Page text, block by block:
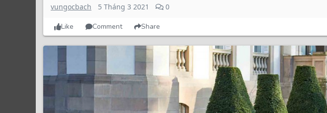
vungocbach 5 Tháng 3 2021 0
Like Comment Share